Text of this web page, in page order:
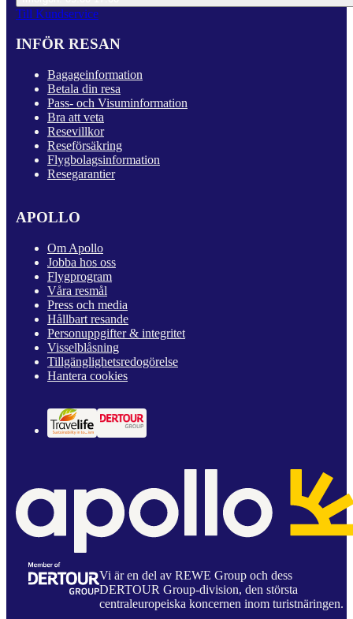
Till Kundservice
INFÖR RESAN
Bagageinformation
Betala din resa
Pass- och Visuminformation
Bra att veta
Resevillkor
Reseförsäkring
Flygbolagsinformation
Resegarantier
APOLLO
Om Apollo
Jobba hos oss
Flygprogram
Våra resmål
Press och media
Hållbart resande
Personuppgifter & integritet
Visselblåsning
Tillgänglighetsredogörelse
Hantera cookies
Vi är en del av REWE Group och dess
DERTOUR Group-division, den största
centraleuropeiska koncernen inom turistnäringen.